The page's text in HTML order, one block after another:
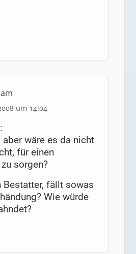
um 14:04
aber wäre es da nicht
für einen
sorgen?
Bestatter, fällt sowas
Wie würde